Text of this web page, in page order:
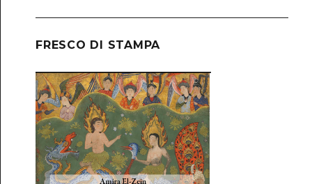
FRESCO DI STAMPA